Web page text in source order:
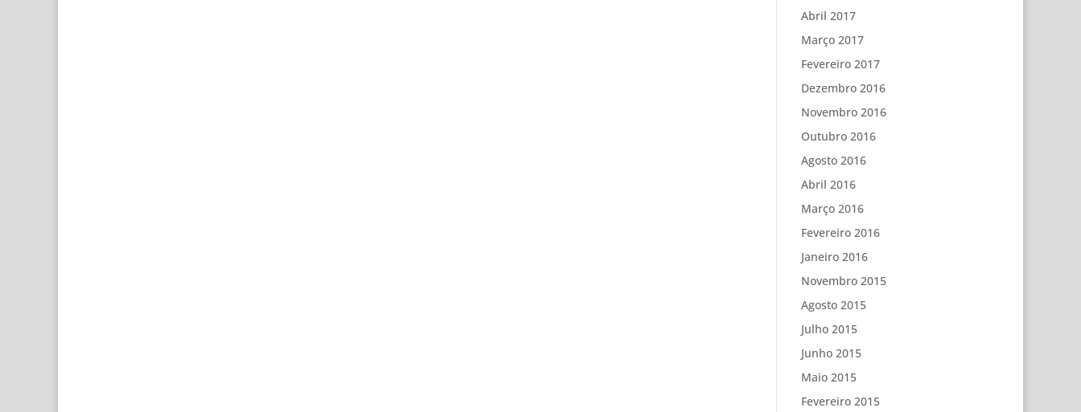
Abril 2017
Março 2017
Fevereiro 2017
Dezembro 2016
Novembro 2016
Outubro 2016
Agosto 2016
Abril 2016
Março 2016
Fevereiro 2016
Janeiro 2016
Novembro 2015
Agosto 2015
Julho 2015
Junho 2015
Maio 2015
Fevereiro 2015